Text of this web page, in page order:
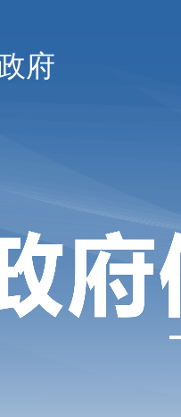
府